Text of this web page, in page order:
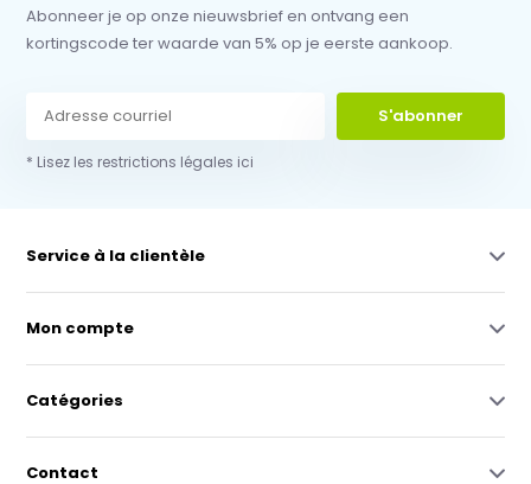
Abonneer je op onze nieuwsbrief en ontvang een
kortingscode ter waarde van 5% op je eerste aankoop.
S'abonner
* Lisez les restrictions légales ici
Service à la clientèle
Mon compte
Catégories
Contact